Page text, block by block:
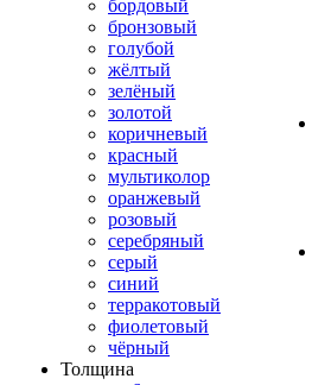
бордовый
бронзовый
голубой
жёлтый
зелёный
золотой
коричневый
красный
мультиколор
оранжевый
розовый
серебряный
серый
синий
терракотовый
фиолетовый
чёрный
Толщина